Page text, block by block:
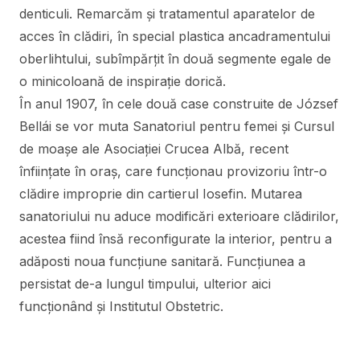
denticuli. Remarcăm și tratamentul aparatelor de
acces în clădiri, în special plastica ancadramentului
oberlihtului, subîmpărțit în două segmente egale de
o minicoloană de inspirație dorică.
În anul 1907, în cele două case construite de József
Bellái se vor muta Sanatoriul pentru femei și Cursul
de moașe ale Asociației Crucea Albă, recent
înființate în oraș, care funcționau provizoriu într-o
clădire improprie din cartierul Iosefin. Mutarea
sanatoriului nu aduce modificări exterioare clădirilor,
acestea fiind însă reconfigurate la interior, pentru a
adăposti noua funcțiune sanitară. Funcțiunea a
persistat de-a lungul timpului, ulterior aici
funcționând și Institutul Obstetric.